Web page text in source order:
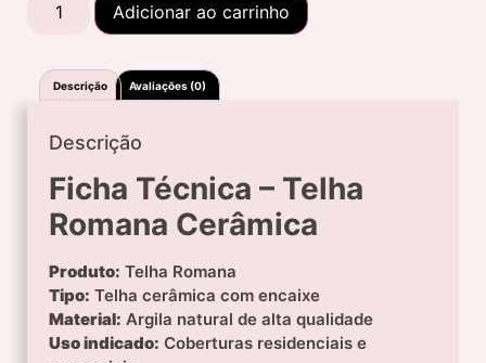
Adicionar ao carrinho
Descrição Avaliações (0)
Descrição
Ficha Técnica – Telha
Romana Cerâmica
Produto: Telha Romana
Tipo: Telha cerâmica com encaixe
Material: Argila natural de alta qualidade
Uso indicado: Coberturas residenciais e